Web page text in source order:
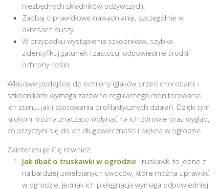
niezbędnych składników odżywczych.
Zadbaj o prawidłowe nawadnianie, szczególnie w
okresach suszy.
W przypadku wystąpienia szkodników, szybko
zidentyfikuj gatunek i zastosuj odpowiednie środki
ochrony roślin.
Właściwe podejście do ochrony iglaków przed chorobami i
szkodnikami wymaga zarówno regularnego monitorowania
ich stanu, jak i stosowania profilaktycznych działań. Dzięki tym
krokom można znacząco wpłynąć na ich zdrowie oraz wygląd,
co przyczyni się do ich długowieczności i piękna w ogrodzie.
Zainteresuje Cię również:
Jak dbać o truskawki w ogrodzie Truskawki to jedne z
najbardziej uwielbianych owoców, które można uprawiać
w ogrodzie, jednak ich pielęgnacja wymaga odpowiedniej